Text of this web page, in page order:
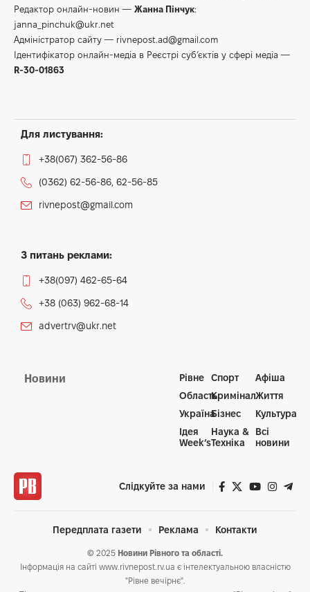
Редактор онлайн-новин — Жанна Пінчук:
janna_pinchuk@ukr.net
Адміністратор сайту — rivnepost.ad@gmail.com
Ідентифікатор онлайн-медіа в Реєстрі суб’єктів у сфері медіа —
R-30-01863
Для листування:
+38(067) 362-56-86
(0362) 62-56-86, 62-56-85
rivnepost@gmail.com
З питань реклами:
+38(097) 462-65-64
+38 (063) 962-68-14
advertrv@ukr.net
Новини
Рівне
Область
Україна
Ідея
Week’s
Спорт
Кримінал
Бізнес
Наука &
Техніка
Афіша
Життя
Культура
Всі
новини
Слідкуйте за нами
© 2025 Новини Рівного та області.
Інформація на сайті www.rivnepost.rv.ua є інтелектуальною власністю
"Рівне вечірнє".
Передплата газети Реклама Контакти